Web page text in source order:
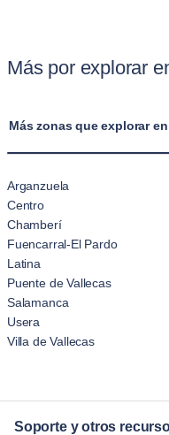
mascotas.
estar y múltiples
alojamiento en un hotel.
Más por explorar
Más zonas que explorar
Arganzuela
Centro
Chamberí
Fuencarral-El Pardo
Latina
Puente de Vallecas
Salamanca
Usera
Villa de Vallecas
Soporte y otros